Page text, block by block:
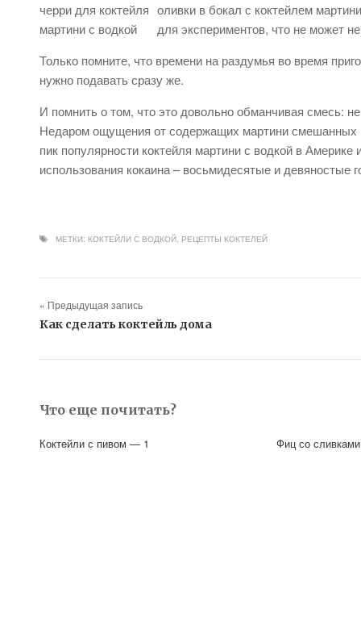
оливки в бокал с коктейлем
для экспериментов, что не может
Только помните, что времени на раздумья во время
нужно подавать сразу же.
И помнить о том, что это довольно обманчивая смесь:
Недаром ощущения от содержащих мартини смешанных
пик популярности коктейля мартини с водкой в
использования кокаина – восьмидесятые и девяностые
МЕТКИ: КОКТЕЙЛИ С ВОДКОЙ, РЕЦЕПТЫ КОКТЕЛЕЙ
« Предыдущая запись
Как сделать коктейль дома
Что еще почитать?
Коктейли с пивом — 1 Фиц со сливками